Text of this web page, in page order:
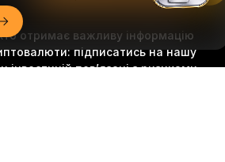
отримає важливу інформацію
підписатись на нашу
інвестицій пов’язані з ризиками,